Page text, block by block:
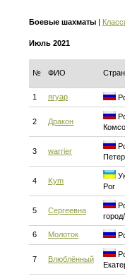
Боевые шахматы |
Июль 2021
№ ФИО
1 ягуар
2 Дракон
3 warrier
4 Kym
Рог
5 Сергеевна
6 Молоток
7 Влюблённый